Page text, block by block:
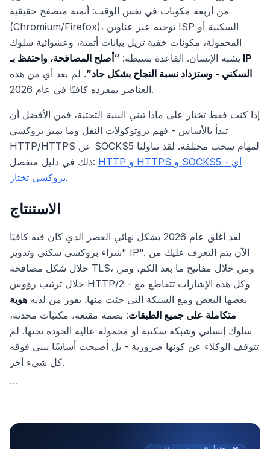
من أربعة مكونات في نفس الوقت: أتمتة متصفح حقيقية
(Chromium/Firefox)، توجيه عبر عناوين ISP السكنية أو
المحمولة، مكونات خفية تزيل بيانات أتمتة، وعشوائية سلوك
يشبه الإنسان. القاعدة بسيطة: “أصلح المصافحة، واحتفظ بـ IP
السكني - وستزداد نسبة النجاح بشكل حاد”. لم يعد أي من هذه
العناصر بمفرده كافيًا في عام 2026.
إذا كنت فقط تختار على ماذا تبني البنية التحتية، فمن الأفضل أن
تبدأ بالأساس - فهم بروتوكولات النقل وما يميز بروكسي
HTTP/HTTPS عن SOCKS5 لمهام سحب مختلفة. لقد تناولنا
ذلك في دليل منفصل: HTTP و HTTPS و SOCKS5 - أي
بروكسي تختار.
الاستنتاج
لقد أغلق عام 2026 بشكل نهائي العصر الذي كان فيه كافيًا
"شراء بروكسي سكني وتدوير IP". الآن يتم التعرف عليك من
خلال شكل مصافحة TLS، ومن خلال مفاتيح ما بعد الكم، ومن
خلال ترتيب رؤوس HTTP/2 - وكل هذه الإشارات تتقاطع مع
بعضها البعض ومع الشبكة التي جئت منها. يفوز من لديه هوية
متكاملة على جميع الطبقات: بصمة مقنعة، مكتبات محدثة،
سلوك إنساني وشبكة سكنية أو محمولة عالية الجودة تحتها. لم
تتوقف الوكلاء عن كونها ضرورية - بل أصبحت أساسًا يبنى فوقه
كل شيء آخر.
```